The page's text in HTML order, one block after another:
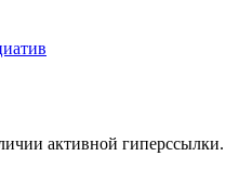
активной гиперссылки.